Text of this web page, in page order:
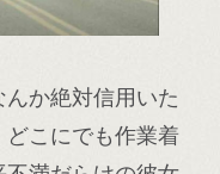
か絶対信用いた
どこにでも作業着